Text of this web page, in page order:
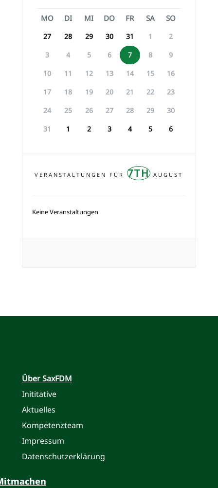
MO DI MI DO FR SA SO
27 28 29 30 31 1
2
3
4 5 6 7 8
9
10
11 12 13 14 15
16
17
18 19 20 21 22
23
24
25 26 27 28 29
30
31
1 2 3 4 5 6
VERANSTALTUNGEN FÜR7TH AUGUST
Keine Veranstaltungen
Über SaxFDM
Inititative
Aktuelles
Kompetenzteam
Impressum
Datenschutzerklärung